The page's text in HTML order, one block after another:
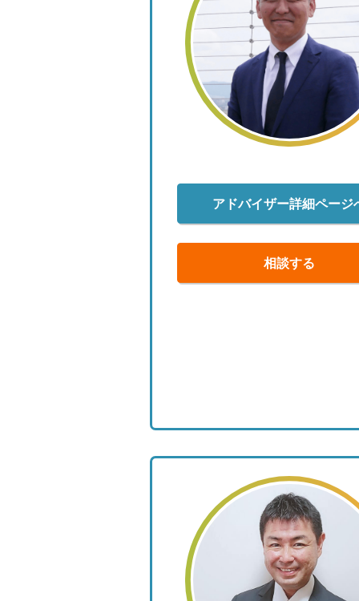
アドバイザー詳細ページ
相談する